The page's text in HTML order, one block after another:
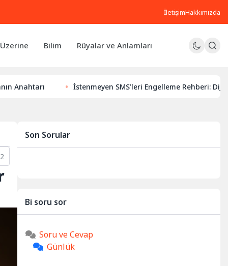
İletişimHakkımızda
Bilim Rüyalar ve Anlamları
İstenmeyen SMS’leri Engelleme Rehberi: Dijital
Son Sorular
Bi soru sor
Soru ve Cevap
Günlük